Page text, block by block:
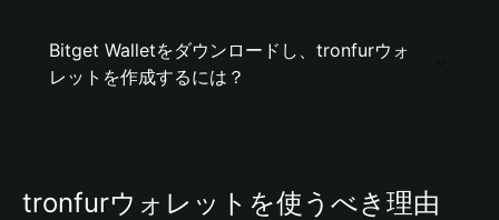
Bitget Walletをダウンロードし、tronfurウォ
レットを作成するには？
tronfurウォレットを使うべき理由